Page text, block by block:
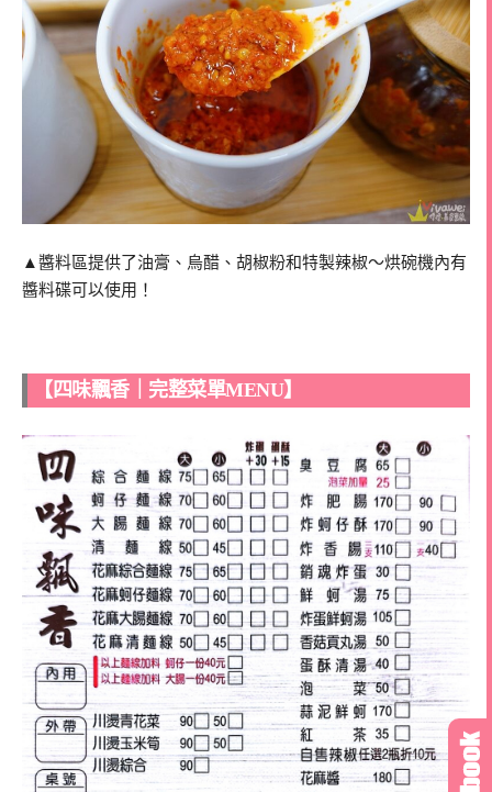
▲醬料區提供了油膏、烏醋、胡椒粉和特製辣椒～烘碗機內有
醬料碟可以使用！
【四味飄香｜完整菜單MENU】